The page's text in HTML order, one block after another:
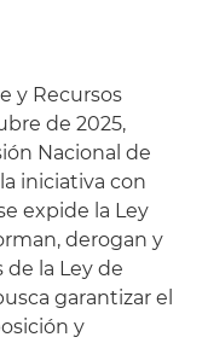
y Recursos
de 2025,
Nacional de
iniciativa con
expide la Ley
derogan y
de la Ley de
garantizar el
y